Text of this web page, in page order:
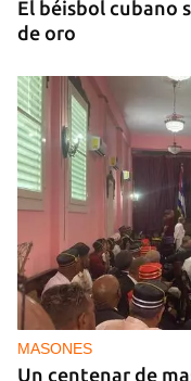
El béisbol cubano
de oro
MASONES
Un centenar de